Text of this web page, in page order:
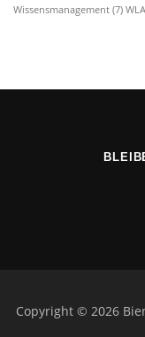
Wissensmanagement (7)
Copyright © 2026